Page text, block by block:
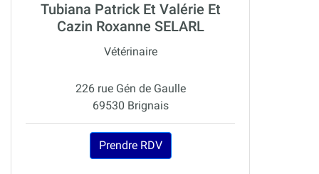
Tubiana Patrick Et Valérie Et
Cazin Roxanne SELARL
Vétérinaire
226 rue Gén de Gaulle
69530 Brignais
Prendre RDV